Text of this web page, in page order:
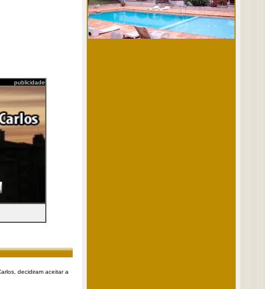
publicidade
decidiram aceitar a